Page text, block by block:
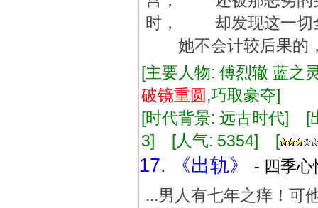
时， 却发现这一切
她不会计较后果
[主要人物: 傅烈辙 蓝
破镜重圆,巧取豪夺]
[时代背景: 远古时代] [
3] [人气: 5354] [
17. 《出轨》
- 四季
...男人有七年之痒！可